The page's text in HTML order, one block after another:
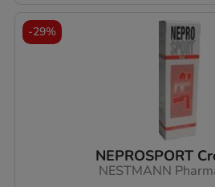
NEPROSPORT
NESTMANN
-29%